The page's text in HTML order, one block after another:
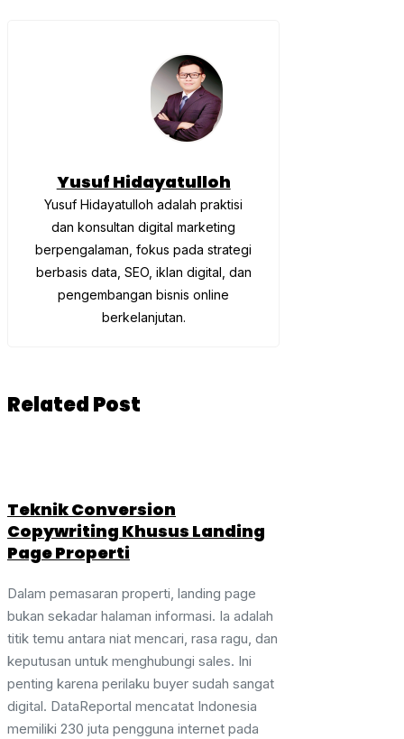
Yusuf Hidayatulloh
Yusuf Hidayatulloh adalah praktisi
dan konsultan digital marketing
berpengalaman, fokus pada strategi
berbasis data, SEO, iklan digital, dan
pengembangan bisnis online
berkelanjutan.
Related Post
Teknik Conversion
Copywriting Khusus Landing
Page Properti
Dalam pemasaran properti, landing page
bukan sekadar halaman informasi. Ia adalah
titik temu antara niat mencari, rasa ragu, dan
keputusan untuk menghubungi sales. Ini
penting karena perilaku buyer sudah sangat
digital. DataReportal mencatat Indonesia
memiliki 230 juta pengguna internet pada